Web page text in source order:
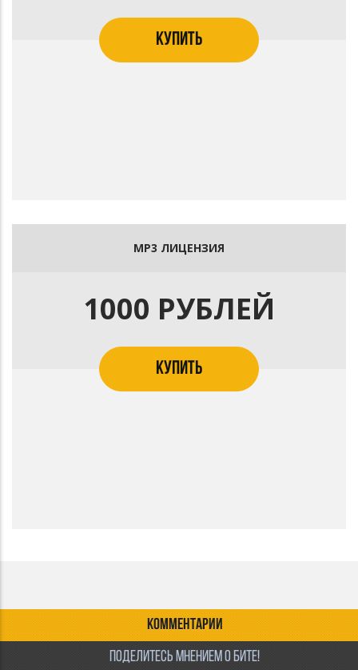
КУПИТЬ
MP3 ЛИЦЕНЗИЯ
1000 РУБЛЕЙ
КУПИТЬ
КОММЕНТАРИИ
ПОДЕЛИТЕСЬ МНЕНИЕМ О БИТЕ!